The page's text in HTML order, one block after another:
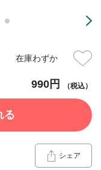
990円 （税込）
在庫わずか
シェア